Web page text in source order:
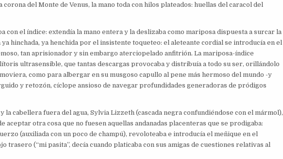
corona del Monte de Venus, la mano toda con hilos plateados: huellas del caracol del
con el índice: extendía la mano entera y la deslizaba como mariposa dispuesta a surcar la
hinchada, ya henchida por el insistente toqueteo: el aleteante cordial se introducía en el
tan aprisionador y sin embargo aterciopelado anfitrión. La mariposa-índice
ultrasensible, que tantas descargas provocaba y distribuía a todo su ser, orillándolo
como para albergar en su musgoso capullo al pene más hermoso del mundo -y
y retozón, cíclope ansioso de navegar profundidades generadoras de pródigos
la cabellera fuera del agua, Sylvia Lizzeth (cascada negra confundiéndose con el mármol),
aceptar otra cosa que no fuesen aquellas andanadas placenteras que se prodigaba:
(auxiliada con un poco de champú), revoloteaba e introducía el meñique en el
trasero (“mi pasita”, decía cuando platicaba con sus amigas de cuestiones relativas al